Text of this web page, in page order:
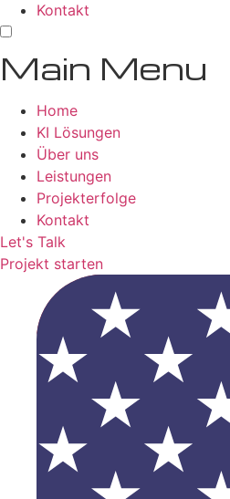
Kontakt
Main Menu
Home
KI Lösungen
Über uns
Leistungen
Projekterfolge
Kontakt
Let's Talk
Projekt starten